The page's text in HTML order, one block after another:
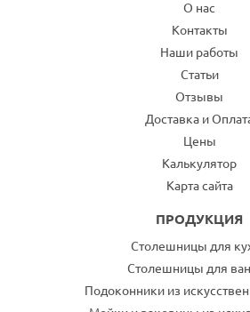
О нас
Контакты
Наши работы
Статьи
Отзывы
Доставка и
Цены
Калькулятор
Карта сайта
ПРОДУКЦИЯ
Столешницы для
Столешницы для
Подоконники из